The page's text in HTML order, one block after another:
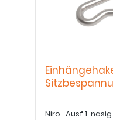
Niro- Ausf.1-nasig